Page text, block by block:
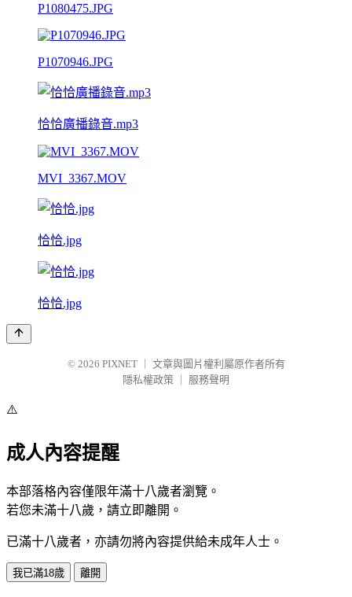
P1080475.JPG
P1070946.JPG
恰恰廣播錄音.mp3
MVI_3367.MOV
恰恰.jpg
恰恰.jpg
© 2026 PIXNET
文章與圖片權利屬原作者所有
隱私權政策
服務聲明
⚠️
成人內容提醒
本部落格內容僅限年滿十八歲者瀏覽。
若您未滿十八歲，請立即離開。
已滿十八歲者，亦請勿將內容提供給未成年人士。
我已滿18歲 離開